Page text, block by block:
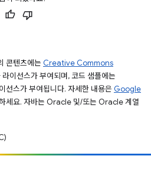
콘텐츠에는 Creative Commons
라이선스가 부여되며, 코드 샘플에는
선스가 부여됩니다. 자세한 내용은 Google
세요. 자바는 Oracle 및/또는 Oracle 계열